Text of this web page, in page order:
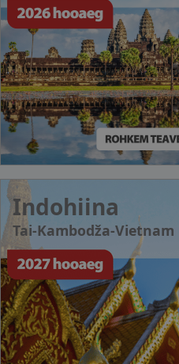
Indohiina
Tai-Kambodža-Vietnam